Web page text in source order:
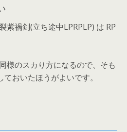
紫禍剣(立ち途中LPRPLP) は RP
様のスカり方になるので、そも
おいたほうがよいです。